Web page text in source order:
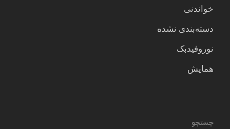
خواندنی
دسته‌بندی نشده
نوروفیدبک
همایش
جستجو